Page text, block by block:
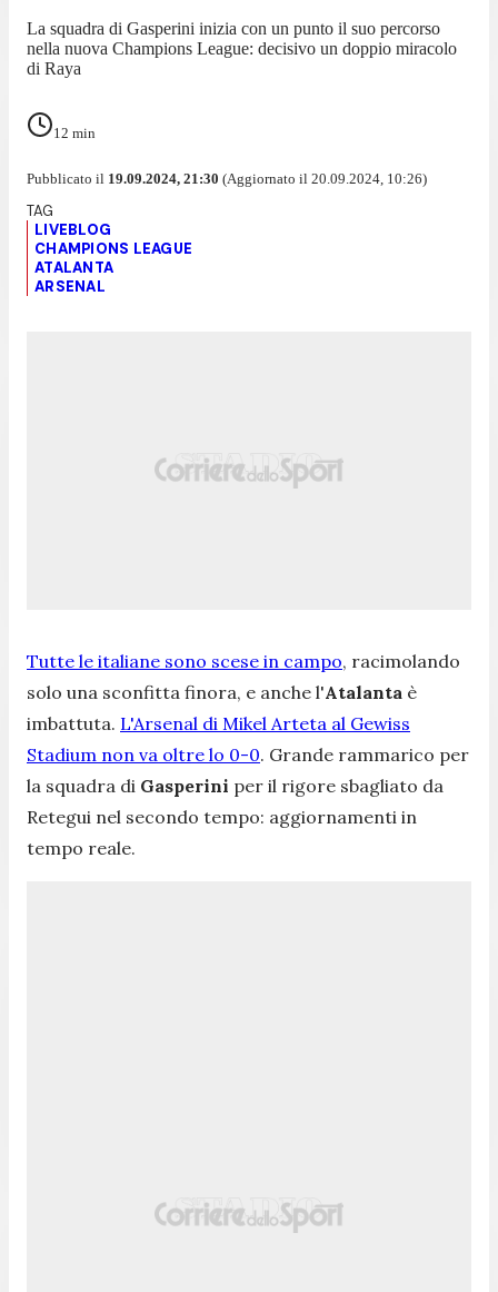
La squadra di Gasperini inizia con un punto il suo percorso
nella nuova Champions League: decisivo un doppio miracolo
di Raya
12 min
Pubblicato il 19.09.2024, 21:30 (Aggiornato il 20.09.2024, 10:26)
LIVEBLOG
CHAMPIONS LEAGUE
ATALANTA
ARSENAL
Tutte le italiane sono scese in campo, racimolando
solo una sconfitta finora, e anche l'Atalanta è
imbattuta. L'Arsenal di Mikel Arteta al Gewiss
Stadium non va oltre lo 0-0. Grande rammarico per
la squadra di Gasperini per il rigore sbagliato da
Retegui nel secondo tempo: aggiornamenti in
tempo reale.